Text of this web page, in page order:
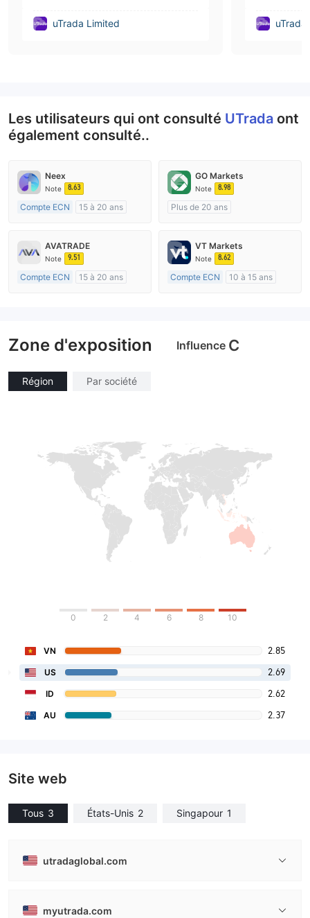
uTrada Limited
Les utilisateurs qui ont consulté UTrada ont
également consulté..
Neex
Note 8.63
Compte ECN
15 à 20 ans
Etiquette principale MT4
GO Markets
Note 8.98
Plus de 20 ans
Market Making (MM)
cTrader
AVATRADE
Note 9.51
Compte ECN
15 à 20 ans
VT Markets
Note 8.62
Compte ECN
10 à 15 ans
Zone d'exposition Influence C
Région Par société
0 2 4 6 8 10
VN 2.85
US 2.69
ID 2.62
AU 2.37
Site web
Tous 3 États-Unis 2 Singapour 1
utradaglobal.com
myutrada.com